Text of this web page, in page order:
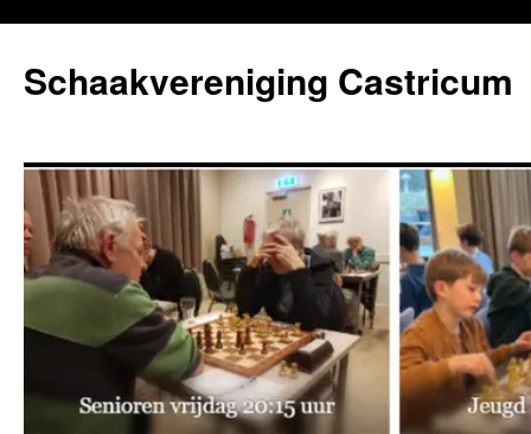
de
inhoud
Schaakvereniging Castricum